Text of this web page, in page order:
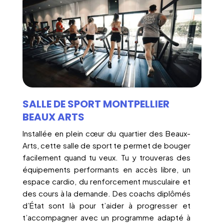
SALLE DE SPORT MONTPELLIER
BEAUX ARTS
Installée en plein cœur du quartier des Beaux-
Arts, cette salle de sport te permet de bouger
facilement quand tu veux. Tu y trouveras des
équipements performants en accès libre, un
espace cardio, du renforcement musculaire et
des cours à la demande. Des coachs diplômés
d’État sont là pour t’aider à progresser et
t’accompagner avec un programme adapté à